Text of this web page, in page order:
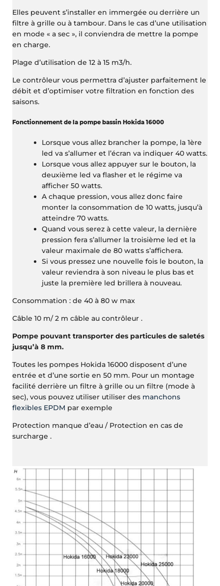
Elles peuvent s’installer en immergée ou derrière un
filtre à grille ou à tambour. Dans le cas d’une utilisation
en mode « a sec », il conviendra de mettre la pompe
en charge.
Plage d’utilisation de 12 à 15 m3/h.
Le contrôleur vous permettra d’ajuster parfaitement le
débit et d’optimiser votre filtration en fonction des
saisons.
Fonctionnement de la pompe bassin Hokida 16000
Lorsque vous allez brancher la pompe, la 1ère
led va s’allumer et l’écran va indiquer 40 watts.
Lorsque vous allez appuyer sur le bouton, la
deuxième led va flasher et le régime va
afficher 50 watts.
A chaque pression, vous allez donc faire
monter la consommation de 10 watts, jusqu’à
atteindre 70 watts.
Quand vous serez à cette valeur, la dernière
pression fera s’allumer la troisième led et la
valeur maximale de 80 watts s’affichera.
Si vous pressez une nouvelle fois le bouton, la
valeur reviendra à son niveau le plus bas et
juste la première led brillera à nouveau.
Consommation : de 40 à 80 w max
Câble 10 m/ 2 m câble au contrôleur .
Pompe pouvant transporter des particules de saletés
jusqu’à 8 mm.
Toutes les pompes Hokida 16000 disposent d’une
entrée et d’une sortie en 50 mm. Pour un montage
facilité derrière un filtre à grille ou un filtre (mode à
sec), vous pouvez utiliser utiliser des manchons
flexibles EPDM par exemple
Protection manque d’eau / Protection en cas de
surcharge .